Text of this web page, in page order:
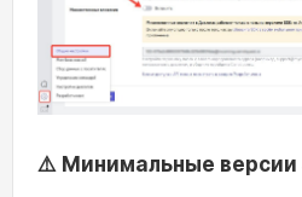
⚠️ Минимальные версии